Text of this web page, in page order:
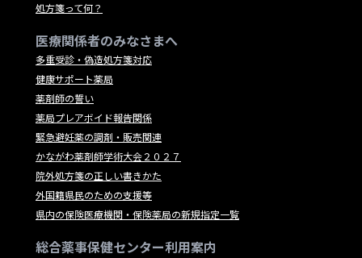
処方箋って何？
医療関係者のみなさまへ
多重受診・偽造処方箋対応
健康サポート薬局
薬剤師の誓い
薬局プレアボイド報告関係
緊急避妊薬の調剤・販売関連
かながわ薬剤師学術大会２０２７
院外処方箋の正しい書きかた
外国籍県民のための支援等
県内の保険医療機関・保険薬局の新規指定一覧
総合薬事保健センター利用案内